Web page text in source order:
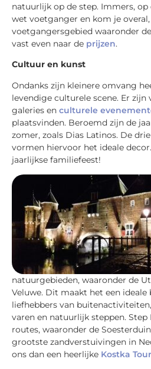
natuurlijk op de step. Immers, op
wet voetganger en kom je
voetgangersgebied waaronder
vast even naar de prijzen.
Cultuur en kunst
Ondanks zijn kleinere omvang
levendige culturele scene. Er zijn
galeries en culturele
plaatsvinden. Beroemd zijn de
zomer, zoals Dias Latinos. De
vormen hiervoor het ideale
jaarlijkse familiefeest!
natuurgebieden, waaronder de
Veluwe. Dit maakt het een
liefhebbers van
varen en natuurlijk steppen.
routes, waaronder de
grootste zandverstuivingen in
ons dan een heerlijke Kostka